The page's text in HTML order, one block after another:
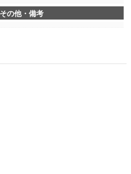
その他・備考